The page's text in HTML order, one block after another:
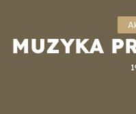
MUZYKA